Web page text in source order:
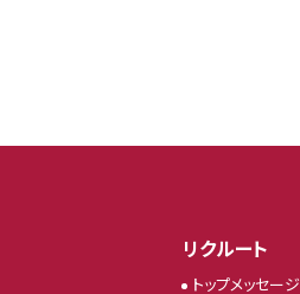
リクルート
トップメッセージ